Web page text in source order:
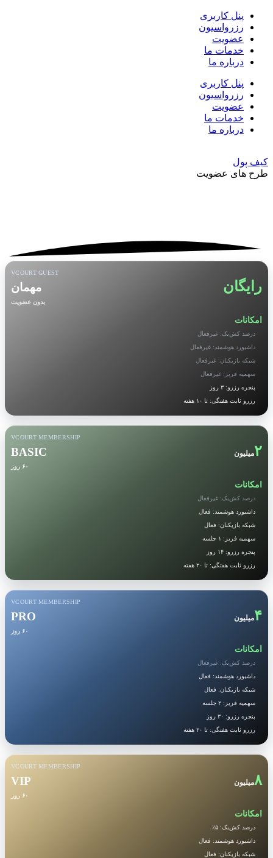
پنل کاربری
رزرواسیون
عضویت
خدمات ما
درباره ما
پنل کاربری
رزرواسیون
عضویت
خدمات ما
درباره ما
کیف پول
طرح های عضویت
VCOURT GUEST
مهمان رایگان
بدون عضویت
امکانات
درصد کش‌بک: غیرفعال
داشبورد هوشمند: غیرفعال
شبکه بازیکنان: غیرفعال
سهمیه فریز: غیرفعال
پنجره رزرو: ۳ روز
رزرو ثابت هفتگی: تا ۱۰ هفته
VCOURT MEMBERSHIP
BASIC ۲میلیون
۶۰ روز
امکانات
درصد کش‌بک: غیرفعال
داشبورد هوشمند: فعال
شبکه بازیکنان: فعال
سهمیه فریز: ۱ جلسه
پنجره رزرو: ۱۴ روز
رزرو ثابت هفتگی: تا ۲۰ هفته
VCOURT MEMBERSHIP
PRO ۴میلیون
۶۰ روز
امکانات
درصد کش‌بک: غیرفعال
داشبورد هوشمند: فعال
شبکه بازیکنان: فعال
سهمیه فریز: ۲ جلسه
پنجره رزرو: ۳۰ روز
رزرو ثابت هفتگی: تا ۲۰ هفته
VCOURT MEMBERSHIP
VIP ۸میلیون
۶۰ روز
امکانات
درصد کش‌بک: ۵٪
داشبورد هوشمند: فعال
شبکه بازیکنان: فعال